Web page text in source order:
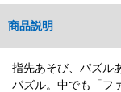
商品説明
指先あそび、パズル
パズル。中でも「フ